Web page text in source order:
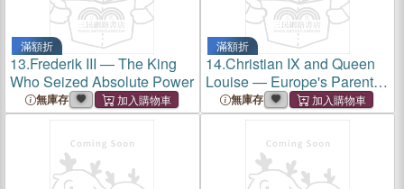
滿額折
13.Frederik III ― The King
Who Seized Absolute Power
無庫存
滿額折
14.Christian IX and Queen
Louise ― Europe's Parents-
in-law無庫存